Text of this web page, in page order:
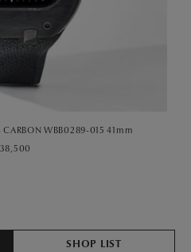
CITY WBB0289-035 41mm
SHOP LIST